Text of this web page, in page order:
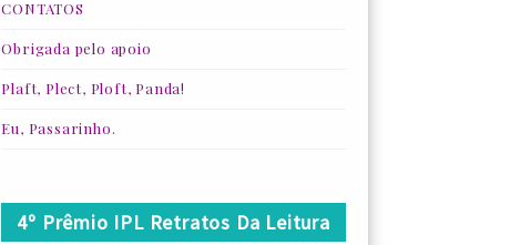
CONTATOS
Obrigada pelo apoio
Plaft, Plect, Ploft, Panda!
Eu, Passarinho.
4º Prêmio IPL Retratos Da Leitura